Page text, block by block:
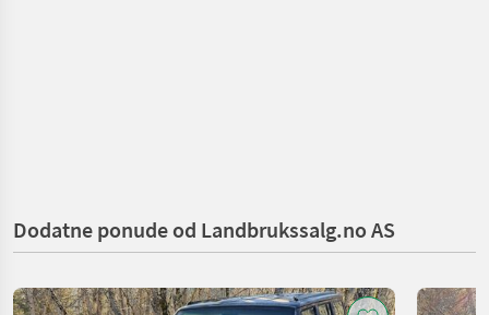
Dodatne ponude od Landbrukssalg.no AS